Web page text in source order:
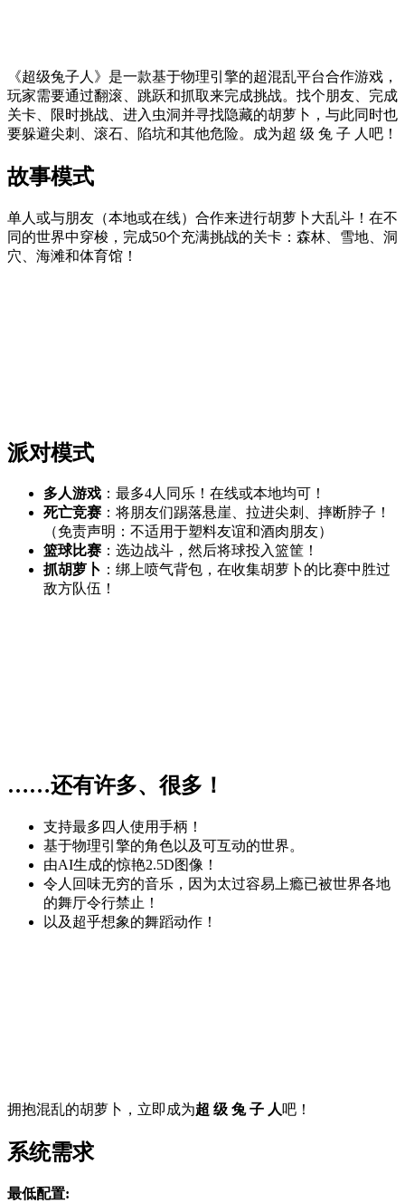
《超级兔子人》是一款基于物理引擎的超混乱平台合作游戏，
玩家需要通过翻滚、跳跃和抓取来完成挑战。找个朋友、完成
关卡、限时挑战、进入虫洞并寻找隐藏的胡萝卜，与此同时也
要躲避尖刺、滚石、陷坑和其他危险。成为超 级 兔 子 人吧！
故事模式
单人或与朋友（本地或在线）合作来进行胡萝卜大乱斗！在不
同的世界中穿梭，完成50个充满挑战的关卡：森林、雪地、洞
穴、海滩和体育馆！
派对模式
多人游戏 ：最多4人同乐！在线或本地均可！
死亡竞赛 ：将朋友们踢落悬崖、拉进尖刺、摔断脖子！
（免责声明：不适用于塑料友谊和酒肉朋友）
篮球比赛 ：选边战斗，然后将球投入篮筐！
抓胡萝卜 ：绑上喷气背包，在收集胡萝卜的比赛中胜过
敌方队伍！
……还有许多、很多！
支持最多四人使用手柄！
基于物理引擎的角色以及可互动的世界。
由AI生成的惊艳2.5D图像！
令人回味无穷的音乐，因为太过容易上瘾已被世界各地
的舞厅令行禁止！
以及超乎想象的舞蹈动作！
拥抱混乱的胡萝卜，立即成为超 级 兔 子 人吧！
系统需求
最低配置: